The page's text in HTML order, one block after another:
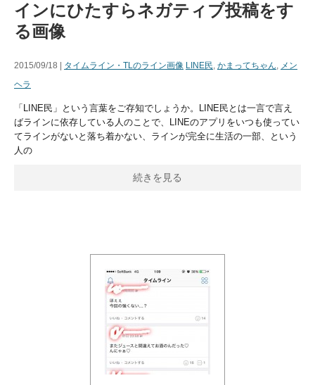
インにひたすらネガティブ投稿をす
る画像
2015/09/18 | タイムライン・TLのライン画像 LINE民, かまってちゃん, メン
ヘラ
「LINE民」という言葉をご存知でしょうか。LINE民とは一言で言え
ばラインに依存している人のことで、LINEのアプリをいつも使ってい
てラインがないと落ち着かない、ラインが完全に生活の一部、という
人の
続きを見る